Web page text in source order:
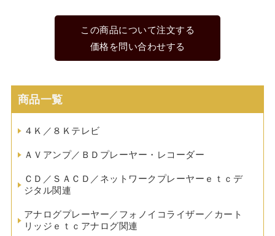
この商品について注文する
価格を問い合わせする
商品一覧
４Ｋ／８Ｋテレビ
ＡＶアンプ／ＢＤプレーヤー・レコーダー
ＣＤ／ＳＡＣＤ／ネットワークプレーヤーｅｔｃデ
ジタル関連
アナログプレーヤー／フォノイコライザー／カート
リッジｅｔｃアナログ関連